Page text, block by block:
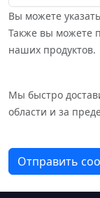
Вы можете
Также вы можете
наших продуктов.
Мы быстро
области и за
Отправить